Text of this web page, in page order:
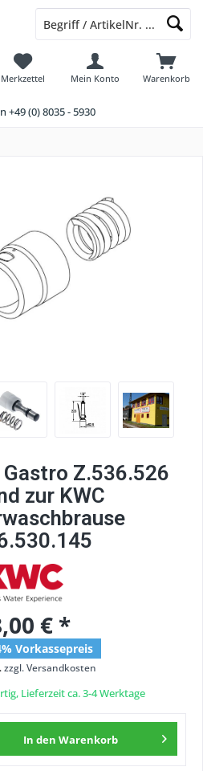
+49 (0) 8035 - 5930
Warenkorb
Merkzettel Mein Konto
Gastro Z.536.526
zur KWC
€ *
Vorkassepreis
zzgl. Versandkosten
Lieferzeit ca. 3-4 Werktage
In den Warenkorb